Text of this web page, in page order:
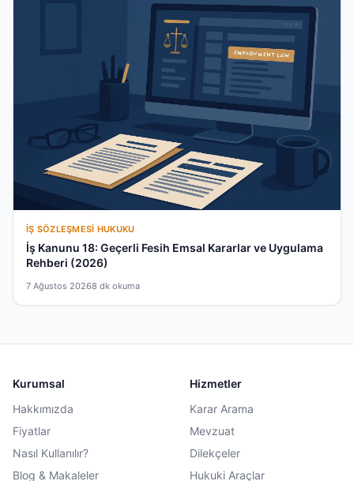
İŞ SÖZLEŞMESI HUKUKU
İş Kanunu 18: Geçerli Fesih Emsal Kararlar ve Uygulama
Rehberi (2026)
7 Ağustos 20268 dk okuma
Kurumsal
Hakkımızda
Fiyatlar
Nasıl Kullanılır?
Blog & Makaleler
Hizmetler
Karar Arama
Mevzuat
Dilekçeler
Hukuki Araçlar